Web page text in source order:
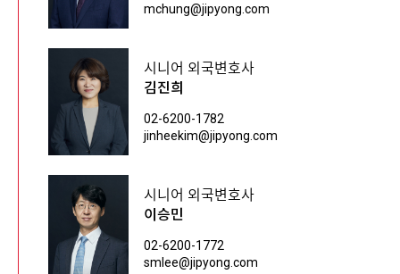
mchung@jipyong.com
시니어 외국변호사
김진희
02-6200-1782
jinheekim@jipyong.com
시니어 외국변호사
이승민
02-6200-1772
smlee@jipyong.com